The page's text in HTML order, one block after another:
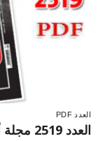
العدد PDF
العدد 2519 مجلة أكتوبر